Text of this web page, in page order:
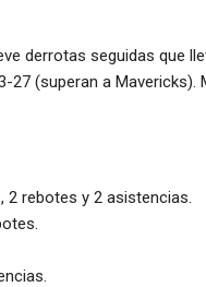
derrotas seguidas que
(superan a Mavericks).
2 rebotes y 2 asistencias.